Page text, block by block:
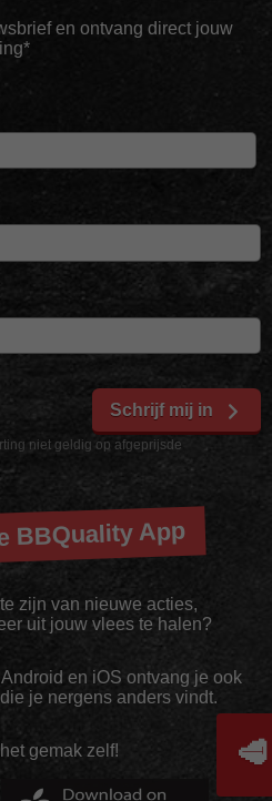
en ontvang direct jouw
niet geldig op afgeprijsde
Schrijf mij in
BBQuality App
zijn van nieuwe acties,
uit jouw vlees te halen?
en iOS ontvang je ook
je nergens anders vindt.
gemak zelf! 🥩